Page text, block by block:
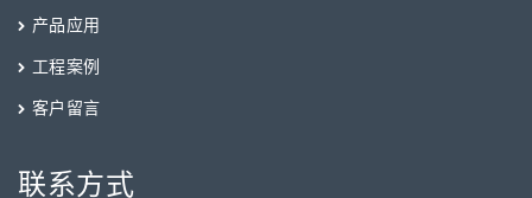
产品应用
工程案例
客户留言
联系方式